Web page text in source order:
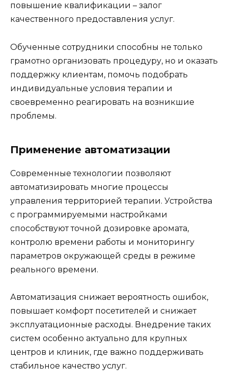
повышение квалификации – залог
качественного предоставления услуг.
Обученные сотрудники способны не только
грамотно организовать процедуру, но и оказать
поддержку клиентам, помочь подобрать
индивидуальные условия терапии и
своевременно реагировать на возникшие
проблемы.
Применение автоматизации
Современные технологии позволяют
автоматизировать многие процессы
управления территорией терапии. Устройства
с программируемыми настройками
способствуют точной дозировке аромата,
контролю времени работы и мониторингу
параметров окружающей среды в режиме
реального времени.
Автоматизация снижает вероятность ошибок,
повышает комфорт посетителей и снижает
эксплуатационные расходы. Внедрение таких
систем особенно актуально для крупных
центров и клиник, где важно поддерживать
стабильное качество услуг.